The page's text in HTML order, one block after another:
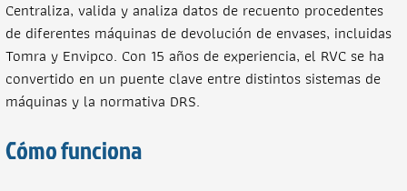
Centraliza, valida y analiza datos de recuento procedentes
de diferentes máquinas de devolución de envases, incluidas
Tomra y Envipco. Con 15 años de experiencia, el RVC se ha
convertido en un puente clave entre distintos sistemas de
máquinas y la normativa DRS.
Cómo funciona